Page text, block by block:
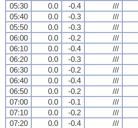
05:30
0.0 -0.4 ///
05:40
0.0 -0.3 ///
05:50
0.0 -0.3 ///
06:00
0.0 -0.2 ///
06:10
0.0 -0.4 ///
06:20
0.0 -0.3 ///
06:30
0.0 -0.2 ///
06:40
0.0 -0.4 ///
06:50
0.0 -0.2 ///
07:00
0.0 -0.1 ///
07:10
0.0 -0.2 ///
07:20
0.0 -0.4 ///